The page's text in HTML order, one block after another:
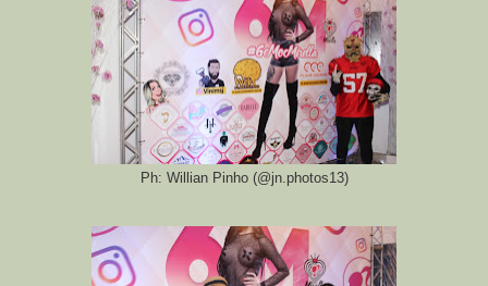
Ph: Willian Pinho (@jn.photos13)